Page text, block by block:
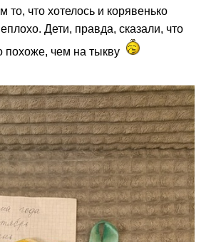
то, что хотелось и корявенько
Дети, правда, сказали, что
похоже, чем на тыкву